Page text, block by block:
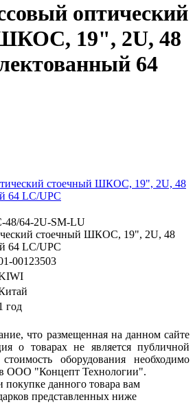
оптический
19", 2U, 48
64
64-2U-SM-LU
стоечный ШКОС, 19", 2U, 48
64 LC/UPC
00123503
год
что размещенная на данном сайте
о товарах не является публичной
оборудования необходимо
ООО "Концепт Технологии".
покупке данного товара вам
представленных ниже